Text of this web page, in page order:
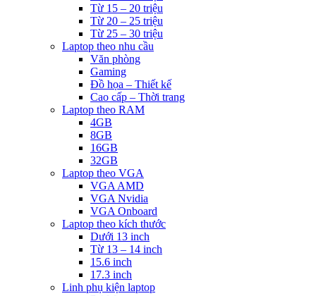
Từ 15 – 20 triệu
Từ 20 – 25 triệu
Từ 25 – 30 triệu
Laptop theo nhu cầu
Văn phòng
Gaming
Đồ họa – Thiết kế
Cao cấp – Thời trang
Laptop theo RAM
4GB
8GB
16GB
32GB
Laptop theo VGA
VGA AMD
VGA Nvidia
VGA Onboard
Laptop theo kích thước
Dưới 13 inch
Từ 13 – 14 inch
15.6 inch
17.3 inch
Linh phụ kiện laptop